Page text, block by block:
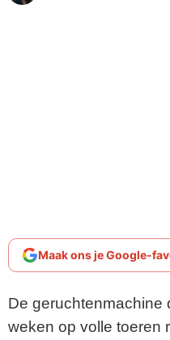
Maak ons je Google-
De geruchtenmachine
weken op volle toeren